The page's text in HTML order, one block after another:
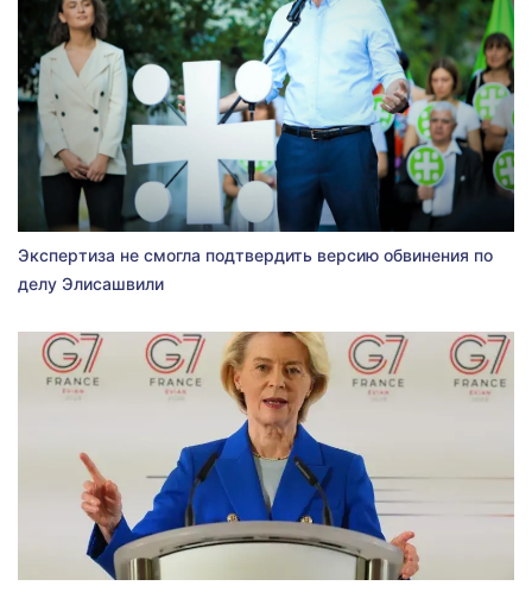
Экспертиза не смогла подтвердить версию обвинения по
делу Элисашвили